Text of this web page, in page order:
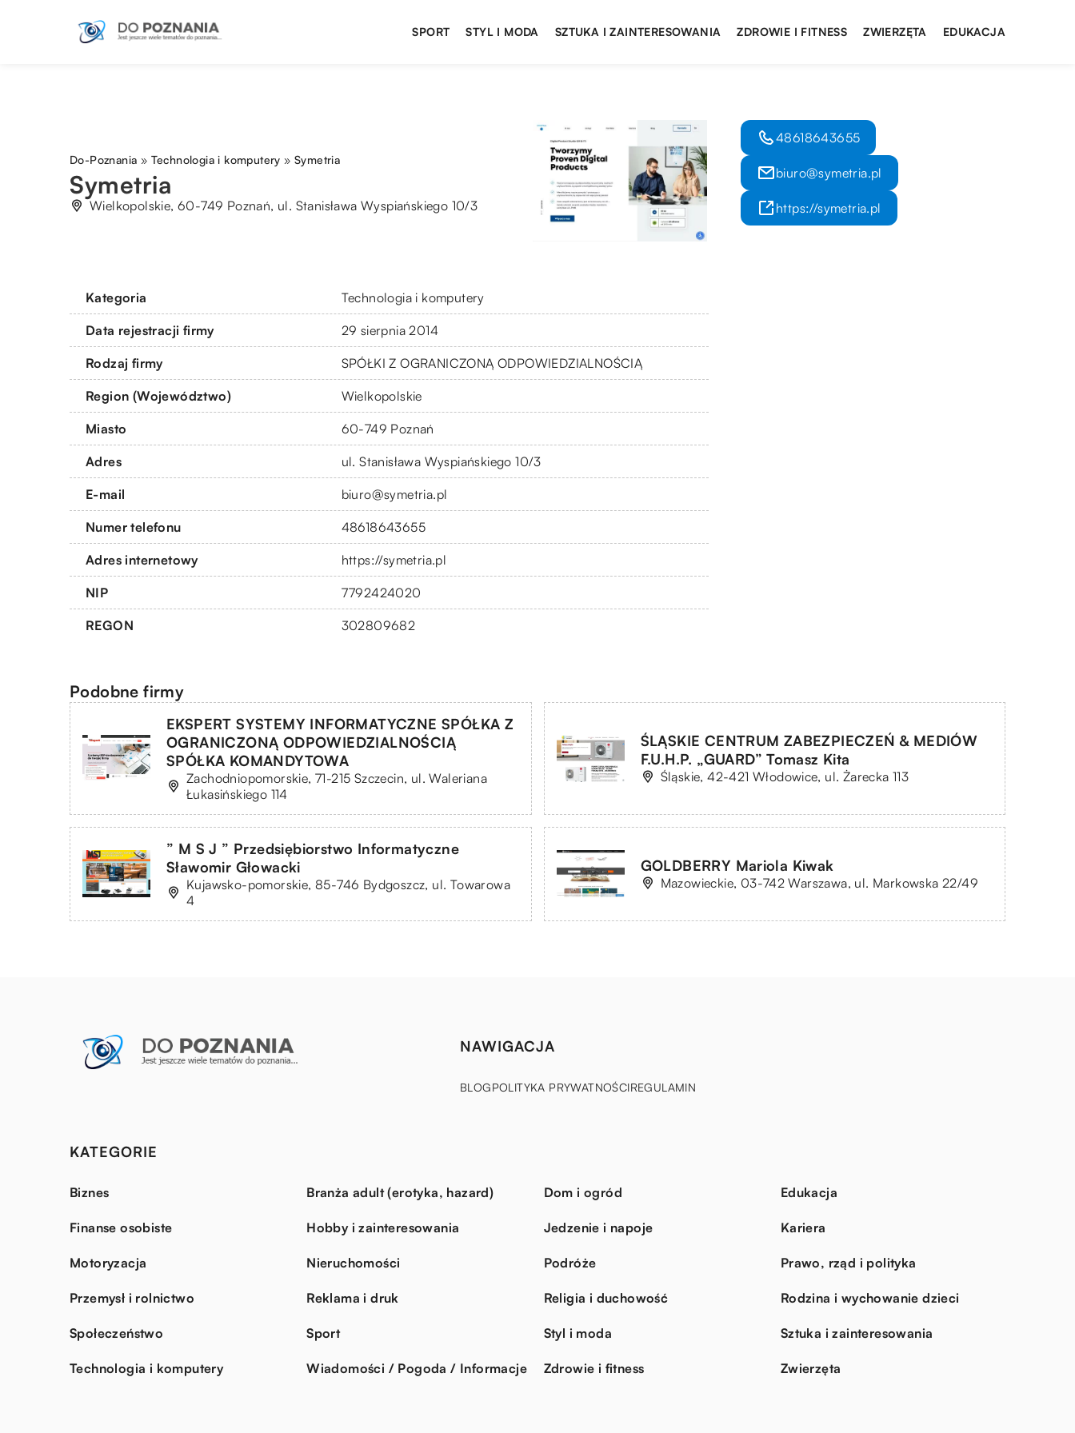
SPORT STYL I MODA SZTUKA I ZAINTERESOWANIA ZDROWIE I FITNESS ZWIERZĘTA EDUKACJA
Do-Poznania » Technologia i komputery »Symetria
Symetria
Wielkopolskie, 60-749 Poznań, ul. Stanisława Wyspiańskiego 10/3
Kategoria Technologia i komputery
Data rejestracji firmy 29 sierpnia 2014
Rodzaj firmy SPÓŁKI Z OGRANICZONĄ ODPOWIEDZIALNOŚCIĄ
Region (Województwo) Wielkopolskie
Miasto 60-749 Poznań
Adres ul. Stanisława Wyspiańskiego 10/3
E-mail biuro@symetria.pl
Numer telefonu 48618643655
Adres internetowy https://symetria.pl
NIP 7792424020
REGON 302809682
48618643655
biuro@symetria.pl
https://symetria.pl
Podobne firmy
EKSPERT SYSTEMY INFORMATYCZNE SPÓŁKA Z
OGRANICZONĄ ODPOWIEDZIALNOŚCIĄ
SPÓŁKA KOMANDYTOWA
Zachodniopomorskie, 71-215 Szczecin, ul. Waleriana
Łukasińskiego 114
ŚLĄSKIE CENTRUM ZABEZPIECZEŃ & MEDIÓW
F.U.H.P. „GUARD” Tomasz Kita
Śląskie, 42-421 Włodowice, ul. Żarecka 113
” M S J ” Przedsiębiorstwo Informatyczne
Sławomir Głowacki
Kujawsko-pomorskie, 85-746 Bydgoszcz, ul. Towarowa
4
GOLDBERRY Mariola Kiwak
Mazowieckie, 03-742 Warszawa, ul. Markowska 22/49
NAWIGACJA
BLOGPOLITYKA PRYWATNOŚCIREGULAMIN
KATEGORIE
Biznes Branża adult (erotyka, hazard) Dom i ogród Edukacja
Finanse osobiste Hobby i zainteresowania Jedzenie i napoje Kariera
Motoryzacja Nieruchomości Podróże Prawo, rząd i polityka
Przemysł i rolnictwo Reklama i druk Religia i duchowość Rodzina i wychowanie dzieci
Społeczeństwo Sport Styl i moda Sztuka i zainteresowania
Technologia i komputery Wiadomości / Pogoda / Informacje Zdrowie i fitness Zwierzęta